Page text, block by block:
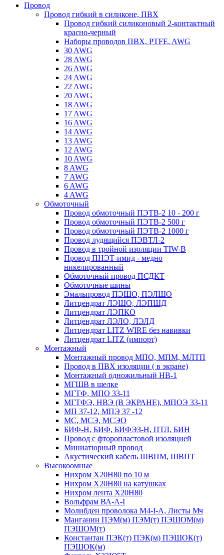
Провод
Провод гибкий в силиконе, ПВХ
Провод гибкий силиконовый 2-контактный
красно-черный
Наборы проводов ПВХ, PTFE, AWG
30 AWG
28 AWG
26 AWG
24 AWG
22 AWG
20 AWG
18 AWG
17 AWG
16 AWG
14 AWG
13 AWG
12 AWG
10 AWG
8 AWG
7 AWG
6 AWG
4 AWG
Обмоточный
Провод обмоточный ПЭТВ-2 10 - 200 г
Провод обмоточный ПЭТВ-2 500 г
Провод обмоточный ПЭТВ-2 1000 г
Провод лудящийся ПЭВТЛ-2
Провод в тройной изоляции TIW-B
Провод ПНЭТ-имид - медно
никелированный
Обмоточный провод ПСДКТ
Обмоточные шины
Эмальпровод ПЭШО, ПЭЛШО
Литцендрат ЛЭШО, ЛЭПШД
Литцендрат ЛЭПКО
Литцендрат ЛЭЛО, ЛЭЛД
Литцендрат LITZ WIRE без навивки
Литцендрат LITZ (импорт)
Монтажный
Монтажный провод МПО, МПМ, МЛТП
Провод в ПВХ изоляции ( в экране)
Монтажный одножильный HB-1
МГШВ в шелке
МГТФ, МПО 33-11
МГТФЭ, НВЭ (В ЭКРАНЕ), МПОЭ 33-11
МП 37-12, МПЭ 37 -12
МС, МСЭ, МСЭО
БИФ-Н, БИФ, БИФЭЗ-Н, ПТЛ, БИН
Провод с фторопластовой изоляцией
Миниатюрный провод
Акустический кабель ШВПМ, ШВПТ
Высокоомные
Нихром Х20Н80 по 10 м
Нихром Х20Н80 на катушках
Нихром лента Х20Н80
Вольфрам ВА-А-I
Молибден проволока М4-I-А, Листы Мч
Манганин ПЭМ(м) ПЭМ(т) ПЭШОМ(м)
ПЭШОМ(т)
Константан ПЭК(т) ПЭК(м) ПЭШОК(т)
ПЭШОК(м)